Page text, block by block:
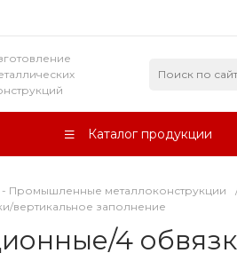
Каталог продукции
металлоконструкции
вертикальное заполнение
4